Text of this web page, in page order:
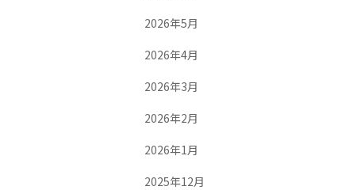
2026年5月
2026年4月
2026年3月
2026年2月
2026年1月
2025年12月